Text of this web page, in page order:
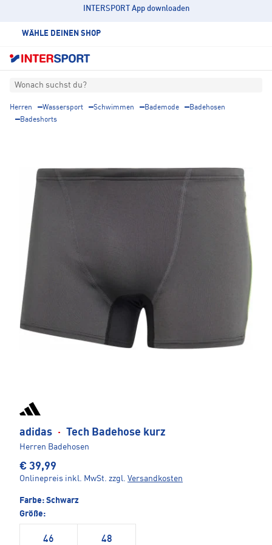
INTERSPORT App downloaden
WÄHLE DEINEN SHOP
Wonach suchst du?
Herren Wassersport Schwimmen Bademode
Badehosen
Badeshorts
adidas · Tech Badehose kurz
Herren Badehosen
€ 39,99
Onlinepreis inkl. MwSt. zzgl. Versandkosten
Farbe: Schwarz
Größe:
46 48